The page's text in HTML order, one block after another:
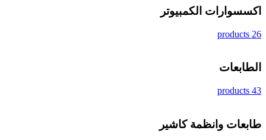
اكسسوارات الكمبيوتر
26 products
الطابعات
43 products
طابعات وانظمة كاشير